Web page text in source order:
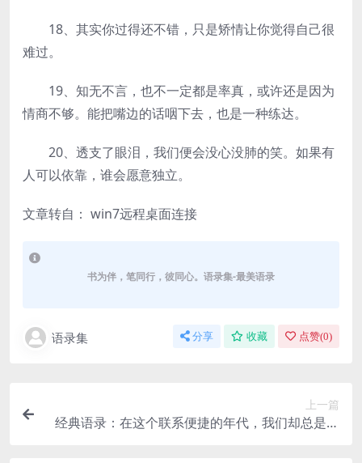
18、其实你过得还不错，只是矫情让你觉得自己很
难过。
19、知无不言，也不一定都是率真，或许还是因为
情商不够。能把嘴边的话咽下去，也是一种练达。
20、透支了眼泪，我们便会没心没肺的笑。如果有
人可以依靠，谁会愿意独立。
文章转自： win7远程桌面连接
书为伴，笔同行，彼同心。语录集-最美语录
语录集 分享 收藏 点赞(0)
上一篇
经典语录：在这个联系便捷的年代，我们却总是轻